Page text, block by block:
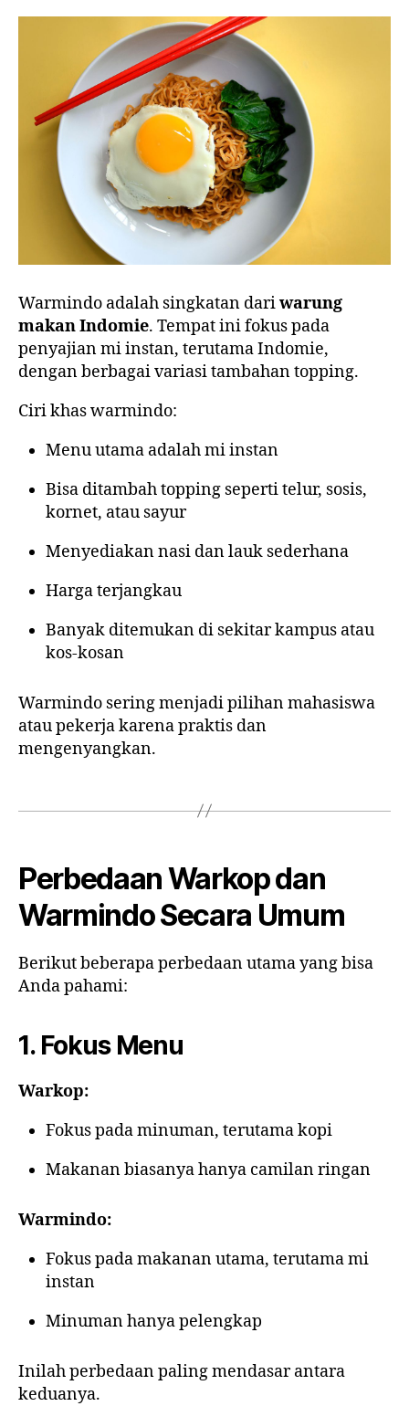
Warmindo adalah singkatan dariwarung
makan Indomie. Tempat ini fokus pada
penyajian mi instan, terutama Indomie,
dengan berbagai variasi tambahan topping.
Ciri khas warmindo:
Menu utama adalah mi instan
Bisa ditambah topping seperti telur, sosis,
kornet, atau sayur
Menyediakan nasi dan lauk sederhana
Harga terjangkau
Banyak ditemukan di sekitar kampus atau
kos-kosan
Warmindo sering menjadi pilihan mahasiswa
atau pekerja karena praktis dan
mengenyangkan.
Perbedaan Warkop dan
Warmindo Secara Umum
Berikut beberapa perbedaan utama yang bisa
Anda pahami:
1. Fokus Menu
Warkop:
Fokus pada minuman, terutama kopi
Makanan biasanya hanya camilan ringan
Warmindo:
Fokus pada makanan utama, terutama mi
instan
Minuman hanya pelengkap
Inilah perbedaan paling mendasar antara
keduanya.